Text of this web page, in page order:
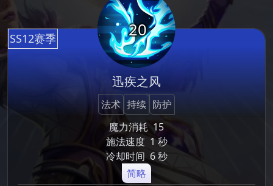
SS12赛季 20
迅疾之风
法术 持续 防护
魔力消耗 15
施法速度 1 秒
冷却时间 6 秒
简略